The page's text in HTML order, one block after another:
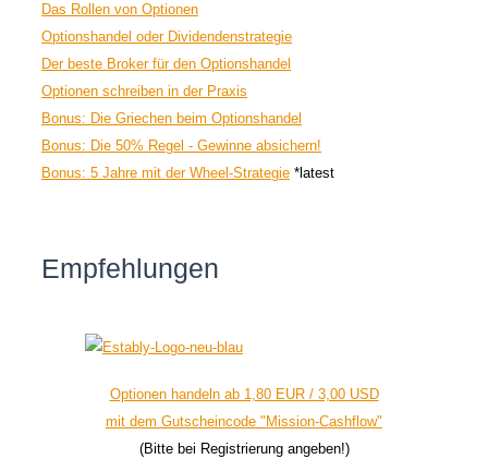
Das Rollen von Optionen
Optionshandel oder Dividendenstrategie
Der beste Broker für den Optionshandel
Optionen schreiben in der Praxis
Bonus: Die Griechen beim Optionshandel
Bonus: Die 50% Regel - Gewinne absichern!
Bonus: 5 Jahre mit der Wheel-Strategie *latest
Empfehlungen
Optionen handeln ab 1,80 EUR / 3,00 USD
mit dem Gutscheincode "Mission-Cashflow"
(Bitte bei Registrierung angeben!)